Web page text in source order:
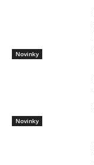
Novinky
Novinky